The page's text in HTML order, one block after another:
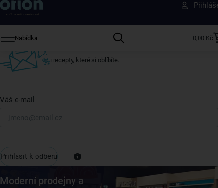
Nabídka 0,00 Kč
ostatní
Přihlaste se k odběru našeho newsletteru.
i recepty, které si oblíbíte.
Váš e-mail
Přihlásit k odběru
Moderní prodejny a